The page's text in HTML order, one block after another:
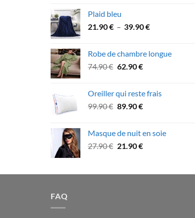
était :
59.90 €.52.90 €.
Plaid bleu
21.90€ – 39.90€Plage
21.90 €
Robe de chambre longue
74.90€ Le
était :
74.90 €.
62.90€Le
est :
62.90 €.
Oreiller qui reste frais
99.90€ Le
était :
99.90 €.
89.90€Le
est :
89.90 €.
Masque de nuit en soie
27.90€ Le
était :
21.90€Le
est :
FAQ